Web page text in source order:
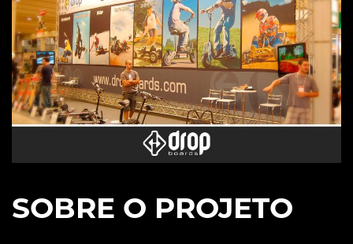
SOBRE O PROJETO